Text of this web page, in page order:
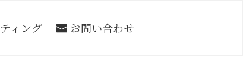
ィング お問い合わせ